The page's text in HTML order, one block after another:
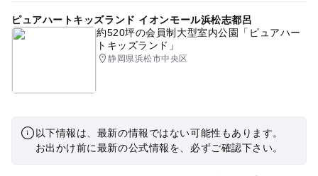
ピュアハートキッズランド イオンモール浜松志都呂
約520坪の会員制大型室内公園「ピュアハー
トキッズランド」
静岡県浜松市中央区
以下情報は、最新の情報ではない可能性もあります。
お出かけ前に最新の公式情報を、必ずご確認下さい。